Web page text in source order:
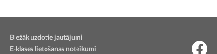
Biežāk uzdotie jautājumi
E-klases lietošanas noteikumi